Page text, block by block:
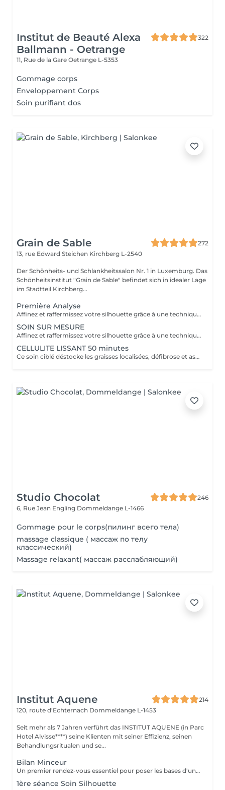
Institut de Beauté Alexa
Ballmann - Oetrange
322
11, Rue de la Gare Oetrange L-5353
Gommage corps
Enveloppement Corps
Soin purifiant dos
Grain de Sable
272
13, rue Edward Steichen Kirchberg L-2540
Der Schönheits- und Schlankheitssalon Nr. 1 in Luxemburg. Das
Schönheitsinstitut "Grain de Sable" befindet sich in idealer Lage
im Stadtteil Kirchberg...
Première Analyse
Affinez et raffermissez votre silhouette grâce à une technique de palper-rouler associée à un système d'aspiration. La dernière génération, le Cellu M6 INFINITY est un programme de soins basés sur la technique " Endermologie ", permettant de stimuler la circulation et les tissus de la peau en profondeur grâce à un système mécanique de palper-rouler. Associant confort et efficacité, cette technique, très proche d'un massage manuel, assouplit les tissus, améliore la circulation veineuse et lymphatique et permet une meilleure élimination des toxines. Les soins du corps Cellu M6 INFINITY permettent de : - déstocker les graisses - lisser la cellulite - raffermir la peau - retrouver des jambes légères
SOIN SUR MESURE
Affinez et raffermissez votre silhouette grâce à une technique de palper-rouler associée à un système d'aspiration. La dernière génération, le Cellu M6 INFINITY est un programme de soins basés sur la technique " Endermologie ", permettant de stimuler la circulation et les tissus de la peau en profondeur grâce à un système mécanique de palper-rouler. Associant confort et efficacité, cette technique, très proche d'un massage manuel, assouplit les tissus, améliore la circulation veineuse et lymphatique et permet une meilleure élimination des toxines. Les soins du corps Cellu M6 INFINITY permettent de : - déstocker les graisses - lisser la cellulite - raffermir la peau - retrouver des jambes légères
CELLULITE LISSANT 50 minutes
Ce soin ciblé déstocke les graisses localisées, défibrose et assouplit les tissus pour traiter efficacement la cellulite adipeuse et fibreuse tout en procurant un grand moment de bien-être.
Studio Chocolat
246
6, Rue Jean Engling Dommeldange L-1466
Gommage pour le corps(пилинг всего тела)
massage classique ( массаж по телу
классический)
Massage relaxant( массаж расслабляющий)
Institut Aquene
214
120, route d'Echternach Dommeldange L-1453
Seit mehr als 7 Jahren verführt das INSTITUT AQUENE (in Parc
Hotel Alvisse****) seine Klienten mit seiner Effizienz, seinen
Behandlungsritualen und se...
Bilan Minceur
Un premier rendez-vous essentiel pour poser les bases d'un accompagnement efficace et personnalisé. Lors de ce bilan, nous analysons votre morphologie, vos habitudes, votre hygiène de vie et vos objectifs. Cela nous permet de comprendre les causes profondes de vos difficultés et de définir ensemble un programme adapté : soins, fréquence, conseils, cosmétique, hygiène de vie. Objectif : construire un plan minceur global, réaliste et efficace, en lien avec votre corps et vos besoins.
1ère séance Soin Silhouette